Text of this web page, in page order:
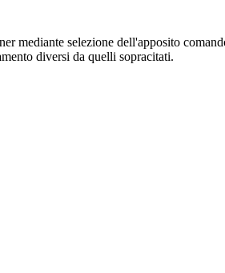
mediante selezione dell'apposito
diversi da quelli sopracitati.